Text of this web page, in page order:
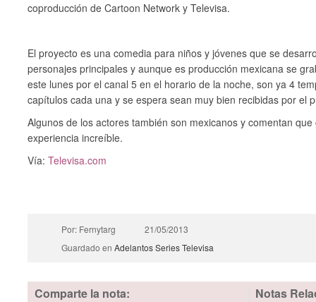
coproducción de Cartoon Network y Televisa.
El proyecto es una comedia para niños y jóvenes que se
personajes principales y aunque es producción mexicana se
este lunes por el canal 5 en el horario de la noche, son ya 4
capítulos cada una y se espera sean muy bien recibidas por el
Algunos de los actores también son mexicanos y comentan
experiencia increíble.
Vía:Televisa.com
Por: Fernytarg
21/05/2013
Guardado en AdelantosSeriesTelevisa
Comparte la nota: Notas